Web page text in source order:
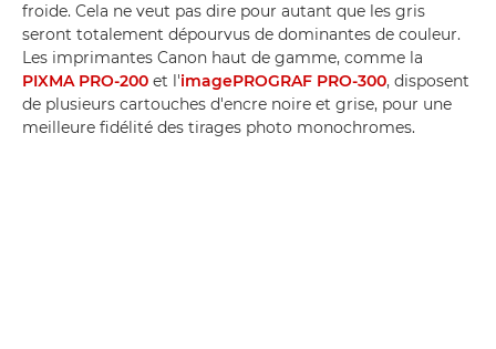
froide. Cela ne veut pas dire pour autant que les gris
seront totalement dépourvus de dominantes de couleur.
Les imprimantes Canon haut de gamme, comme la
PIXMA PRO-200 et l'imagePROGRAF PRO-300, disposent
de plusieurs cartouches d'encre noire et grise, pour une
meilleure fidélité des tirages photo monochromes.